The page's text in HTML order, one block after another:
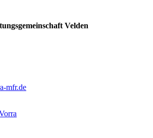
Velden
mfr.de